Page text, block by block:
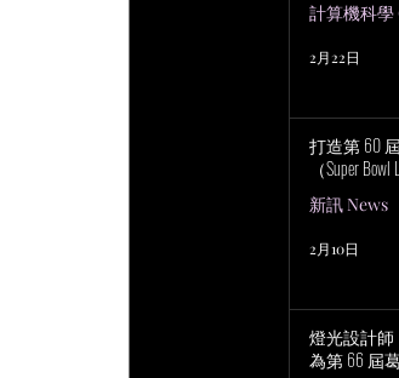
計算機科學
2月22日
打造第 60
（Super
新訊 News
2月10日
燈光設計師
為第 66 屆